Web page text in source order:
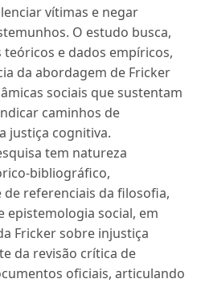
vítimas e negar
O estudo busca,
e dados empíricos,
da abordagem de Fricker
sociais que sustentam
caminhos de
justiça cognitiva.
tem natureza
bibliográfico,
referenciais da filosofia,
epistemologia social, em
Fricker sobre injustiça
da revisão crítica de
oficiais, articulando